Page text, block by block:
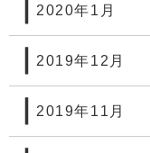
2020年1月
2019年12月
2019年11月